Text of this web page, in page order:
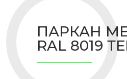
ПАРКАН
RAL 8019